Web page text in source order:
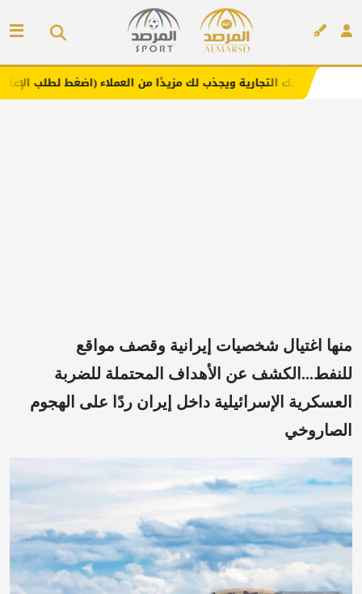
ويجذب لك مزيدًا من العملاء (اضغط لطلب الإعلان)
منها اغتيال شخصيات إيرانية وقصف مواقع
للنفط...الكشف عن الأهداف المحتملة للضربة
العسكرية الإسرائيلية داخل إيران ردًا على الهجوم
الصاروخي